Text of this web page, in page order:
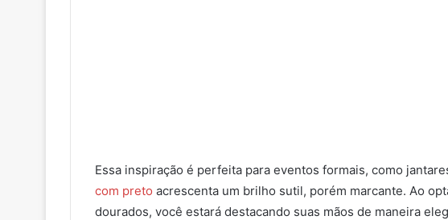
Essa inspiração é perfeita para eventos formais, como
com preto acrescenta um brilho sutil, porém marcante. Ao
dourados, você estará destacando suas mãos de maneira